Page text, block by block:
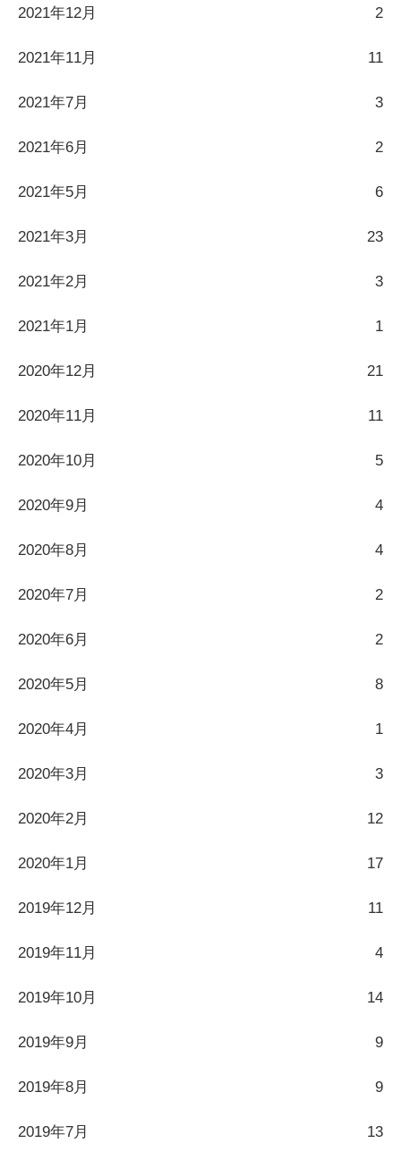
2021年12月 2
2021年11月 11
2021年7月 3
2021年6月 2
2021年5月 6
2021年3月 23
2021年2月 3
2021年1月 1
2020年12月 21
2020年11月 11
2020年10月 5
2020年9月 4
2020年8月 4
2020年7月 2
2020年6月 2
2020年5月 8
2020年4月 1
2020年3月 3
2020年2月 12
2020年1月 17
2019年12月 11
2019年11月 4
2019年10月 14
2019年9月 9
2019年8月 9
2019年7月 13